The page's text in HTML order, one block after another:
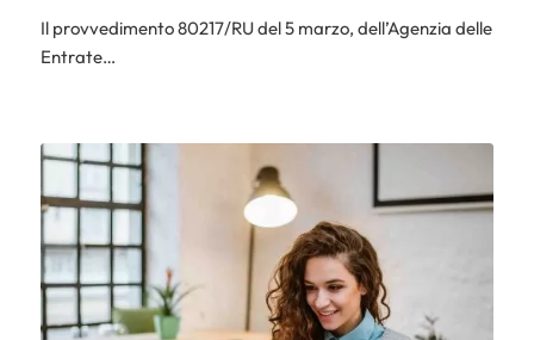
Il provvedimento 80217/RU del 5 marzo, dell’Agenzia delle
Entrate…